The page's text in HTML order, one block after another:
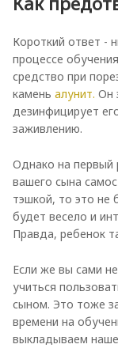
Короткий ответ -
процессе
средство при
камень алунит. Он
дезинфицирует
заживлению.
Однако на первый
вашего сына
тэшкой, то это не
будет весело и
Правда, ребенок
Если же вы сами
учиться
сыном. Это тоже
времени на
выкладываем